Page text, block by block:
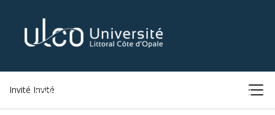
Invité Invité
ACCUEIL CONNEXION